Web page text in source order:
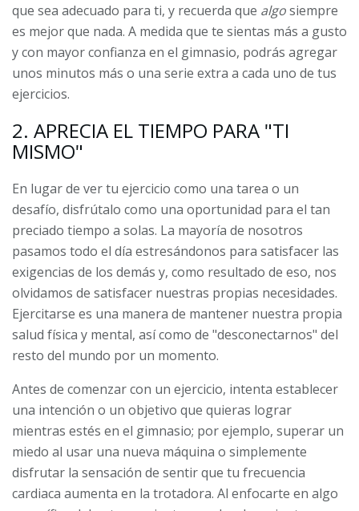
que sea adecuado para ti, y recuerda que algosiempre
es mejor que nada. A medida que te sientas más a gusto
y con mayor confianza en el gimnasio, podrás agregar
unos minutos más o una serie extra a cada uno de tus
ejercicios.
2. APRECIA EL TIEMPO PARA "TI
MISMO"
En lugar de ver tu ejercicio como una tarea o un
desafío, disfrútalo como una oportunidad para el tan
preciado tiempo a solas. La mayoría de nosotros
pasamos todo el día estresándonos para satisfacer las
exigencias de los demás y, como resultado de eso, nos
olvidamos de satisfacer nuestras propias necesidades.
Ejercitarse es una manera de mantener nuestra propia
salud física y mental, así como de "desconectarnos" del
resto del mundo por un momento.
Antes de comenzar con un ejercicio, intenta establecer
una intención o un objetivo que quieras lograr
mientras estés en el gimnasio; por ejemplo, superar un
miedo al usar una nueva máquina o simplemente
disfrutar la sensación de sentir que tu frecuencia
cardiaca aumenta en la trotadora. Al enfocarte en algo